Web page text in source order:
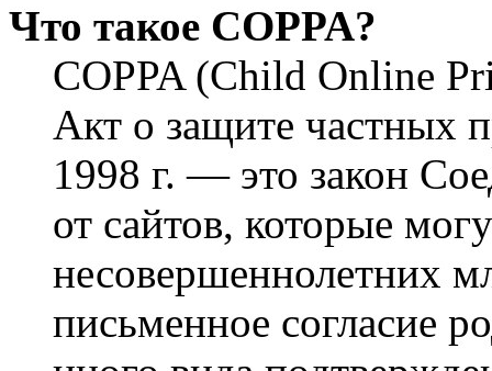
Что такое COPPA?
COPPA (Child Online
Акт о защите частных
1998 г. — это закон
от сайтов, которые
несовершеннолетних
письменное согласие